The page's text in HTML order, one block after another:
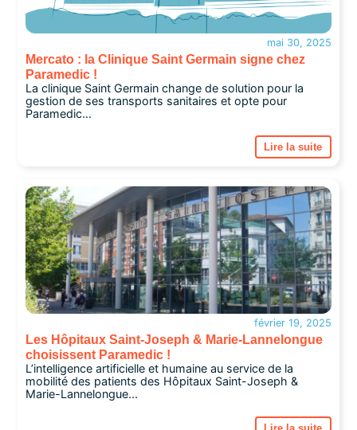
mai 30, 2025
Mercato : la Clinique Saint Germain signe chez
Paramedic !
La clinique Saint Germain change de solution pour la
gestion de ses transports sanitaires et opte pour
Paramedic...
Lire la suite
février 19, 2025
Les Hôpitaux Saint-Joseph & Marie-Lannelongue
choisissent Paramedic !
L’intelligence artificielle et humaine au service de la
mobilité des patients des Hôpitaux Saint-Joseph &
Marie-Lannelongue...